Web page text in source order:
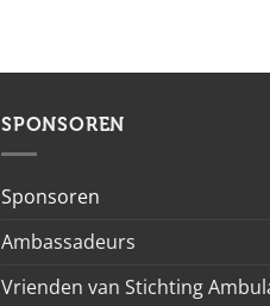
SPONSOREN
Sponsoren
Ambassadeurs
Vrienden van Stichting